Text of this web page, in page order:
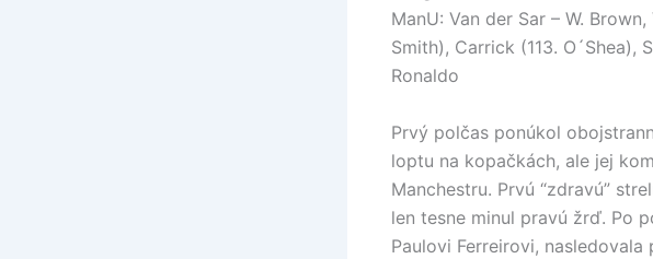
ManU: Van der Sar – W.
Smith), Carrick (113. O´Shea),
Ronaldo
Prvý polčas ponúkol
loptu na kopačkách, ale jej
Manchestru. Prvú “zdravú”
len tesne minul pravú žrď. Po
Paulovi Ferreirovi,